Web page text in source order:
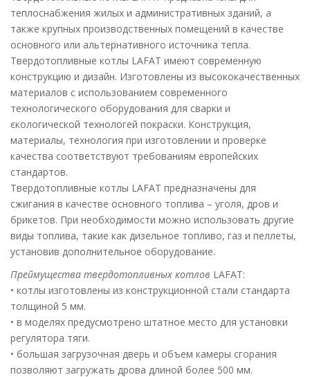
теплоснабжения жилых и административных зданий, а
также крупных производственных помещений в качестве
основного или альтернативного источника тепла.
Твердотопливные котлы LAFAT имеют современную
конструкцию и дизайн. Изготовлены из высококачественных
материалов с использованием современного
технологического оборудования для сварки и
єкологической технологей покраски. Конструкция,
материалы, технология при изготовлении и проверке
качества соответствуют требованиям европейских
стандартов.
Твердотопливные котлы LAFAT предназначены для
сжигания в качестве основного топлива – уголя, дров и
брикетов. При необходимости можно использовать другие
виды топлива, такие как дизельное топливо, газ и пеллеты,
установив дополнительное оборудование.
Преймущества твердотопливных котлов LAFAT:
• котлы изготовлены из конструкционной стали стандарта
толщиной 5 мм.
• в моделях предусмотрено штатное место для установки
регулятора тяги.
• большая загрузочная дверь и объем камеры сгорания
позволяют загружать дрова длиной более 500 мм.